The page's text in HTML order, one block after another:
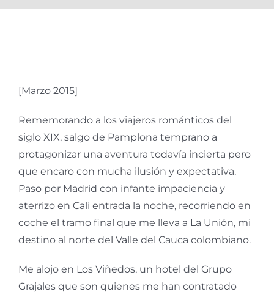
[Marzo 2015]
Rememorando a los viajeros románticos del
siglo XIX, salgo de Pamplona temprano a
protagonizar una aventura todavía incierta pero
que encaro con mucha ilusión y expectativa.
Paso por Madrid con infante impaciencia y
aterrizo en Cali entrada la noche, recorriendo en
coche el tramo final que me lleva a La Unión, mi
destino al norte del Valle del Cauca colombiano.
Me alojo en Los Viñedos, un hotel del Grupo
Grajales que son quienes me han contratado